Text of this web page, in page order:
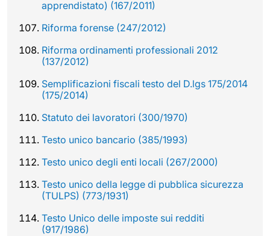
apprendistato) (167/2011)
Riforma forense (247/2012)
Riforma ordinamenti professionali 2012
(137/2012)
Semplificazioni fiscali testo del D.lgs 175/2014
(175/2014)
Statuto dei lavoratori (300/1970)
Testo unico bancario (385/1993)
Testo unico degli enti locali (267/2000)
Testo unico della legge di pubblica sicurezza
(TULPS) (773/1931)
Testo Unico delle imposte sui redditi
(917/1986)